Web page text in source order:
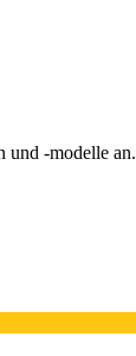
und -modelle an.